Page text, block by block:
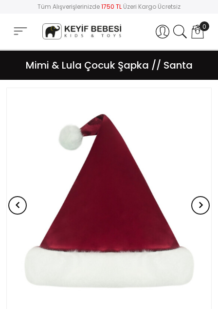
Tüm Alışverişlerinizde1750 TL Üzeri Kargo Ücretsiz
Hesabım 0
Mimi & Lula Çocuk Şapka // Santa